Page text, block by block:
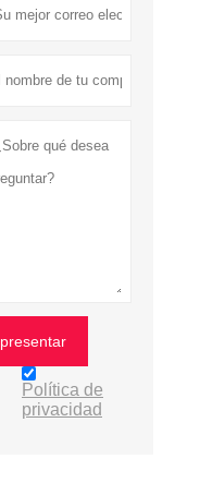
presentar
Política de
privacidad